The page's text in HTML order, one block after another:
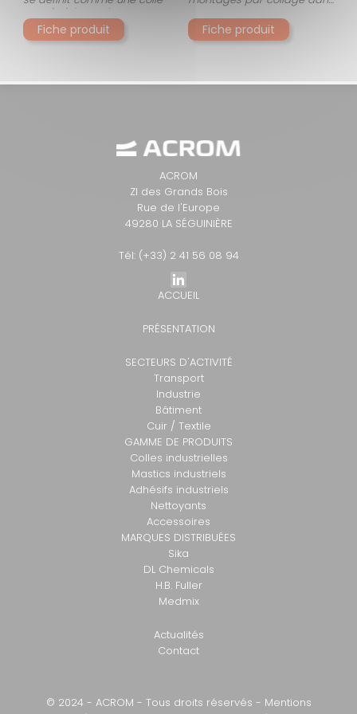
mastic à base de
polymères hybrides STP
(Silane Terminated
résistance aux UV d'un
Fiche produit
construction de véhicules
Fiche produit
ACROM
ZI des Grands Bois
Rue de l'Europe
49280 LA SÉGUINIÈRE
Tél: (+33) 2 41 56 08 94
ACCUEIL
PRÉSENTATION
SECTEURS D'ACTIVITÉ
Transport
Industrie
Bâtiment
Cuir / Textile
GAMME DE PRODUITS
Colles industrielles
Mastics industriels
Adhésifs industriels
Nettoyants
Accessoires
MARQUES DISTRIBUÉES
Sika
DL Chemicals
H.B. Fuller
Medmix
Actualités
Contact
© 2024 - ACROM - Tous droits réservés - Mentions